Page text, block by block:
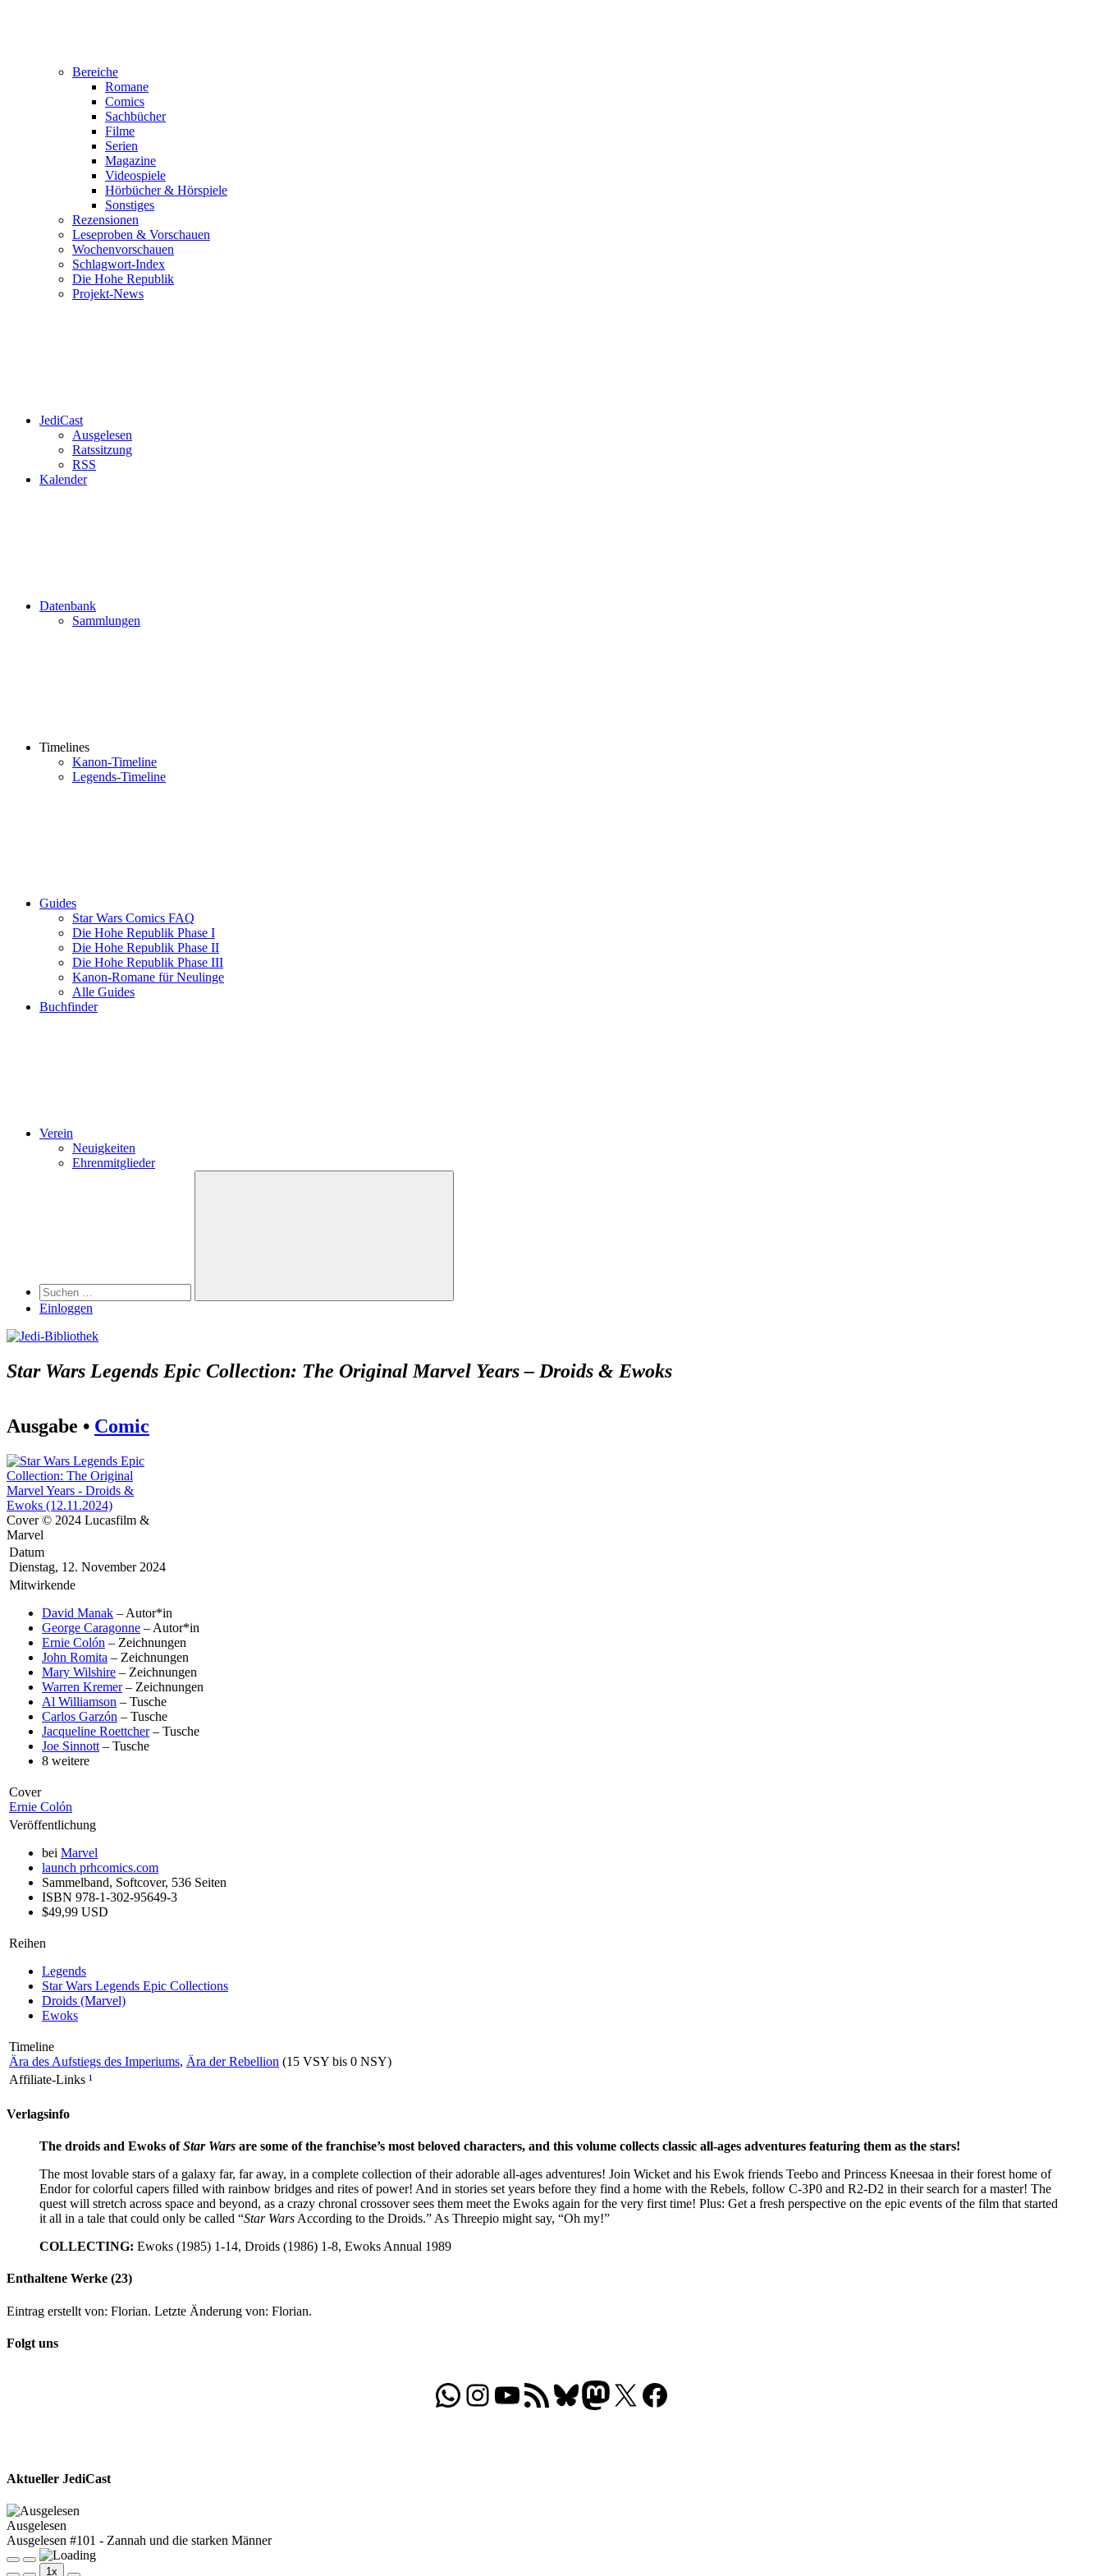
Bereiche
Romane
Comics
Sachbücher
Filme
Serien
Magazine
Videospiele
Hörbücher & Hörspiele
Sonstiges
Rezensionen
Leseproben & Vorschauen
Wochenvorschauen
Schlagwort-Index
Die Hohe Republik
Projekt-News
JediCast
Ausgelesen
Ratssitzung
RSS
Kalender
Datenbank
Sammlungen
Timelines
Kanon-Timeline
Legends-Timeline
Guides
Star Wars Comics FAQ
Die Hohe Republik Phase I
Die Hohe Republik Phase II
Die Hohe Republik Phase III
Kanon-Romane für Neulinge
Alle Guides
Buchfinder
Verein
Neuigkeiten
Ehrenmitglieder
Suchen
Einloggen
Star Wars Legends Epic Collection: The Original Marvel Years – Droids & Ewoks
Ausgabe • Comic
Cover © 2024 Lucasfilm &
Marvel
Datum
Dienstag, 12. November 2024
Mitwirkende
David Manak – Autor*in
George Caragonne – Autor*in
Ernie Colón – Zeichnungen
John Romita – Zeichnungen
Mary Wilshire – Zeichnungen
Warren Kremer– Zeichnungen
Al Williamson – Tusche
Carlos Garzón – Tusche
Jacqueline Roettcher– Tusche
Joe Sinnott – Tusche
8 weitere
Cover
Ernie Colón
Veröffentlichung
bei Marvel
launch prhcomics.com
Sammelband, Softcover, 536 Seiten
ISBN 978-1-302-95649-3
$49,99 USD
Reihen
Legends
Star Wars Legends Epic Collections
Droids (Marvel)
Ewoks
Timeline
Ära des Aufstiegs des Imperiums, Ära der Rebellion (15 VSY bis 0 NSY)
Affiliate-Links ¹
Verlagsinfo
The droids and Ewoks ofStar Wars are some of the franchise’s most beloved characters, and this volume collects classic all-ages adventures featuring them as the stars!
The most lovable stars of a galaxy far, far away, in a complete collection of their adorable all-ages adventures! Join Wicket and his Ewok friends Teebo and Princess Kneesaa in their forest home of
Endor for colorful capers filled with rainbow bridges and rites of power! And in stories set years before they find a home with the Rebels, follow C-3P0 and R2-D2 in their search for a master! The
quest will stretch across space and beyond, as a crazy chronal crossover sees them meet the Ewoks again for the very first time! Plus: Get a fresh perspective on the epic events of the film that started
it all in a tale that could only be called “Star Wars According to the Droids.” As Threepio might say, “Oh my!”
COLLECTING: Ewoks (1985) 1-14, Droids (1986) 1-8, Ewoks Annual 1989
Enthaltene Werke (23)
Eintrag erstellt von: Florian. Letzte Änderung von: Florian.
Folgt uns
WhatsApp
Folgt uns auf Instagram
Besucht unseren YouTube-Kanal
RSS-FeedBluesky
Folgt uns auf Mastodon
X Folgt uns auf Facebook
Aktueller JediCast
Ausgelesen
Ausgelesen #101 - Zannah und die starken Männer
PlayPause
1x